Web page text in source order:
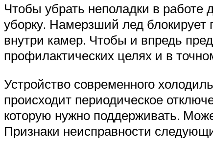
Чтобы убрать неполадки в работе
уборку. Намерзший лед блокирует
внутри камер. Чтобы и впредь
профилактических целях и в
Устройство современного
происходит периодическое
которую нужно поддерживать.
Признаки неисправности